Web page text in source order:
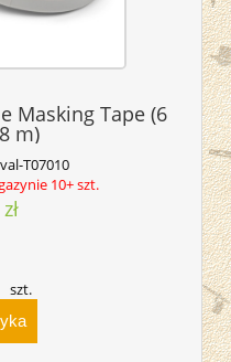
Masking Tape (6
m)
val-T07010
10+ szt.
szt.